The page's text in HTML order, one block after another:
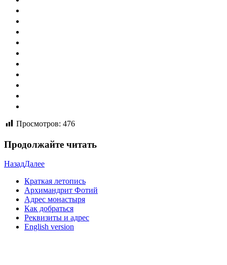
Просмотров: 476
Продолжайте читать
НазадДалее
Краткая летопись
Архимандрит Фотий
Адрес монастыря
Как добраться
Реквизиты и адрес
English version